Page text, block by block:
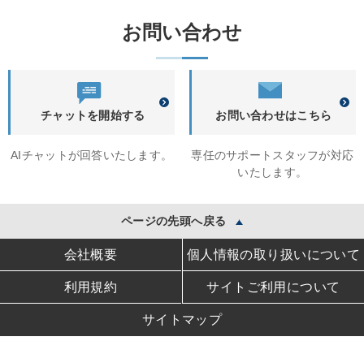
お問い合わせ
チャットを開始する
AIチャットが回答いたします。
お問い合わせはこちら
専任のサポートスタッフが対応
いたします。
ページの先頭へ戻る
会社概要 個人情報の取り扱いについて
利用規約 サイトご利用について
サイトマップ